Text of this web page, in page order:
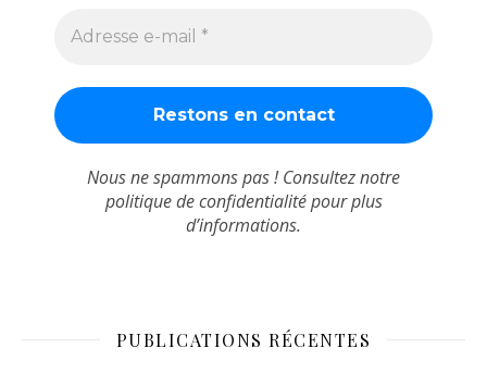
Nous ne spammons pas ! Consultez notre
politique de confidentialitépour plus
d’informations.
PUBLICATIONS RÉCENTES